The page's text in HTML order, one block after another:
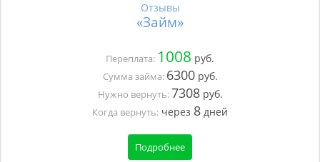
Отзывы
«Займ»
Переплата: 1008 руб.
Сумма займа: 6300руб.
Нужно вернуть:7308руб.
Когда вернуть: через 8 дней
Подробнее